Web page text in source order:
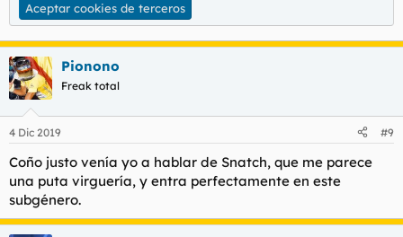
Aceptar cookies de terceros
Pionono
Freak total
4 Dic 2019 #9
Coño justo venía yo a hablar de Snatch, que me parece
una puta virguería, y entra perfectamente en este
subgénero.